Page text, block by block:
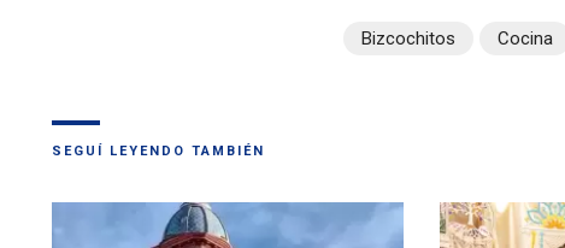
Bizcochitos Cocina
SEGUÍ LEYENDO TAMBIÉN